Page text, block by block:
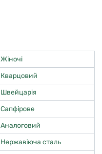
Жіночі
Кварцовий
Швейцарія
Сапфірове
Аналоговий
Нержавіюча сталь